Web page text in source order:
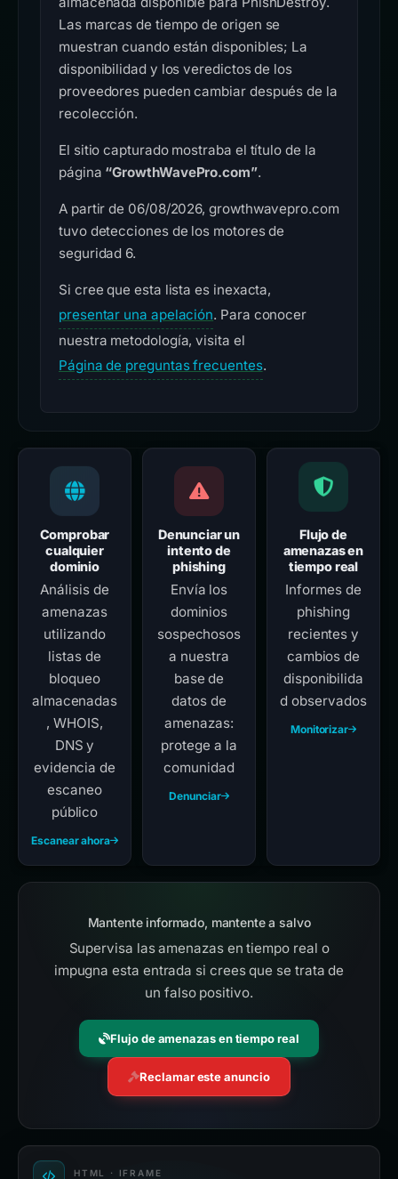
Las marcas de tiempo de origen se
muestran cuando están disponibles; La
disponibilidad y los veredictos de los
proveedores pueden cambiar después de la
recolección.
El sitio capturado mostraba el título de la
página “GrowthWavePro.com”.
A partir de 06/08/2026, growthwavepro.com
tuvo detecciones de los motores de
seguridad 6.
Si cree que esta lista es inexacta,
presentar una apelación. Para conocer
nuestra metodología, visita el
Página de preguntas frecuentes.
Comprobar
cualquier
dominio
Análisis de
amenazas
utilizando
listas de
bloqueo
almacenadas
, WHOIS,
DNS y
evidencia de
escaneo
público
Escanear ahora
Denunciar un
intento de
phishing
Envía los
dominios
sospechosos
a nuestra
base de
datos de
amenazas:
protege a la
comunidad
Denunciar
Flujo de
amenazas en
tiempo real
Informes de
phishing
recientes y
cambios de
disponibilida
d observados
Monitorizar
Mantente informado, mantente a salvo
Supervisa las amenazas en tiempo real o
impugna esta entrada si crees que se trata de
un falso positivo.
Flujo de amenazas en tiempo real
Reclamar este anuncio
HTML · IFRAME